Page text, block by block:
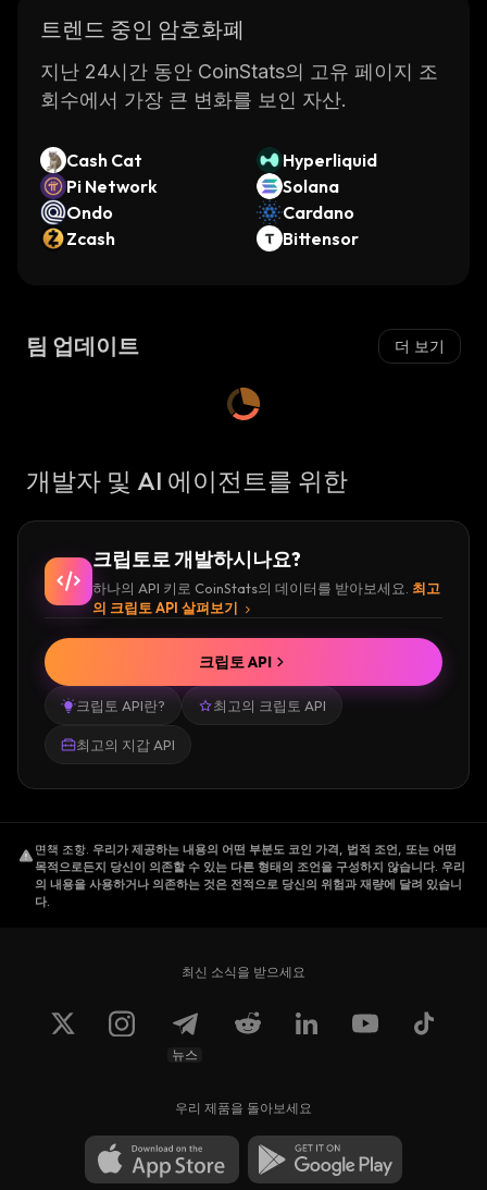
트렌드 중인 암호화폐
지난 24시간 동안 CoinStats의 고유 페이지 조
회수에서 가장 큰 변화를 보인 자산.
Cash Cat
Hyperliquid
Pi Network
Solana
Ondo
Cardano
Zcash
Bittensor
팀 업데이트 더 보기
개발자 및 AI 에이전트를 위한
크립토로 개발하시나요?
하나의 API 키로 CoinStats의 데이터를 받아보세요. 최고
의 크립토 API 살펴보기
크립토 API란? 최고의 크립토 API
최고의 지갑 API
크립토 API
면책 조항. 우리가 제공하는 내용의 어떤 부분도 코인 가격, 법적 조언, 또는 어떤
목적으로든지 당신이 의존할 수 있는 다른 형태의 조언을 구성하지 않습니다. 우리
의 내용을 사용하거나 의존하는 것은 전적으로 당신의 위험과 재량에 달려 있습니
다.
최신 소식을 받으세요
뉴스
우리 제품을 돌아보세요